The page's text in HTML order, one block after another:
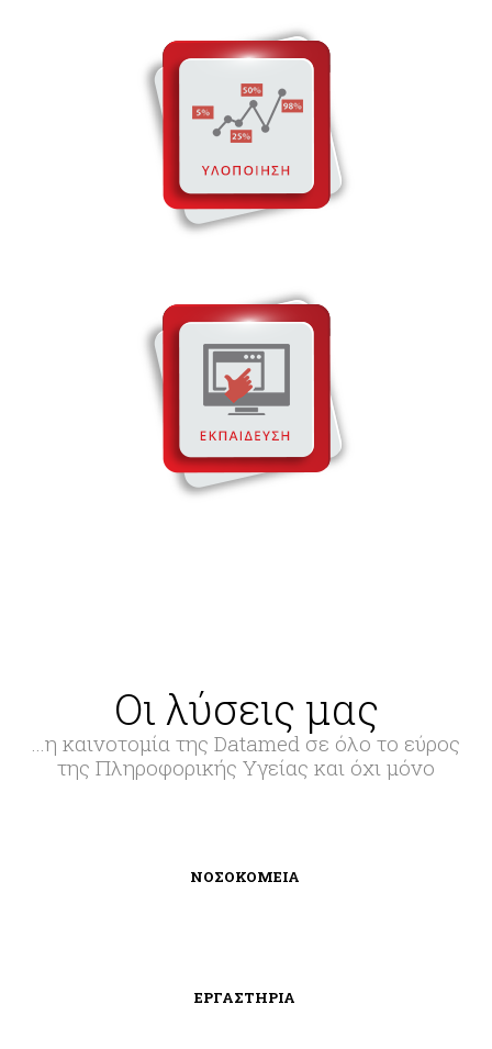
Οι λύσεις μας
...η καινοτομία της Datamed σε όλο το εύρος
της Πληροφορικής Υγείας και όχι μόνο
ΝΟΣΟΚΟΜΕΙΑ
ΕΡΓΑΣΤΗΡΙΑ